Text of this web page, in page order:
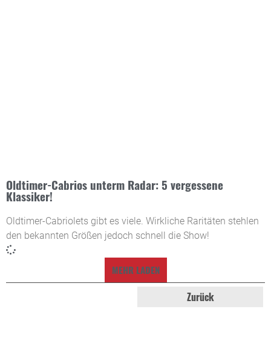
Oldtimer-Cabrios unterm Radar: 5 vergessene
Klassiker!
Oldtimer-Cabriolets gibt es viele. Wirkliche Raritäten stehlen
den bekannten Größen jedoch schnell die Show!
MEHR LADEN
Zurück